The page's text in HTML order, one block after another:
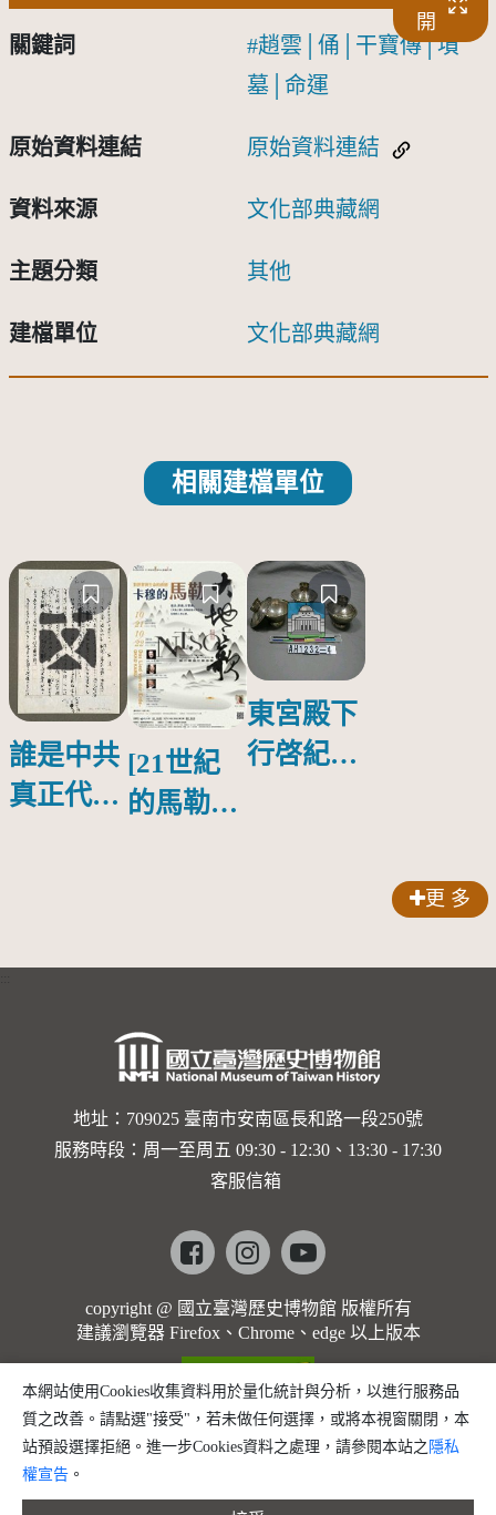
開
關鍵詞
趙雲│俑│干寶傳│墳
墓│命運
原始資料連結 原始資料連結
資料來源 文化部典藏網
主題分類 其他
建檔單位 文化部典藏網
相關建檔單位
誰是中共
真正代言
[21世紀
的馬勒、
的依戀—
勒大地之
歌]【對
世界與生
命的依戀
馬勒大地
之歌】
東宮殿下
行啓紀念
更 多
地址：709025 臺南市安南區長和路一段250號
服務時段：周一至周五 09:30 - 12:30、13:30 - 17:30
客服信箱
Facebookinstagramyoutube
copyright @ 國立臺灣歷史博物館 版權所有
建議瀏覽器 Firefox、Chrome、edge 以上版本
本網站使用Cookies收集資料用於量化統計與分析，以進行服務品
質之改善。請點選"接受"，若未做任何選擇，或將本視窗關閉，本
站預設選擇拒絕。進一步Cookies資料之處理，請參閱本站之 隱私
權宣告 。